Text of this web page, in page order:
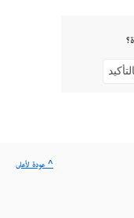
^ عودة لأعلى